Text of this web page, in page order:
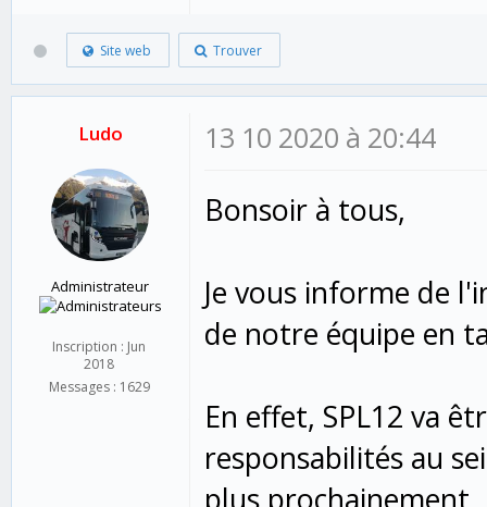
Site web Trouver
Ludo
Administrateur
Inscription : Jun
2018
Messages : 1629
13 10 2020 à 20:44
Bonsoir à tous,
Je vous informe de
de notre équipe en
En effet, SPL12 va
responsabilités au
plus prochainement.